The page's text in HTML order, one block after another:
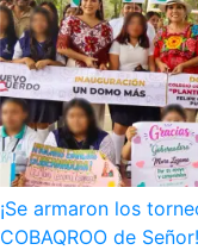
¡Se armaron los
COBAQROO de